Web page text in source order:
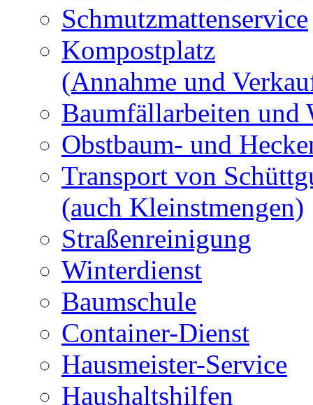
Schmutzmattenservice
Kompostplatz
(Annahme und
Baumfällarbeiten und
Obstbaum- und
Transport von
(auch Kleinstmengen)
Straßenreinigung
Winterdienst
Baumschule
Container-Dienst
Hausmeister-Service
Haushaltshilfen